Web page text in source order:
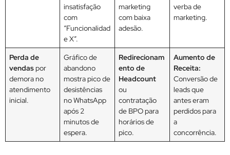
insatisfação
com
“Funcionalidad
e X”.
marketing
com baixa
adesão.
verba de
marketing.
Perda de
vendaspor
demora no
atendimento
inicial.
Gráfico de
abandono
mostra pico de
desistências
no WhatsApp
após 2
minutos de
espera.
Redirecionam
ento de
Headcount
ou
contratação
de BPO para
horários de
pico.
Aumento de
Receita:
Conversão de
leads que
antes eram
perdidos para
a
concorrência.